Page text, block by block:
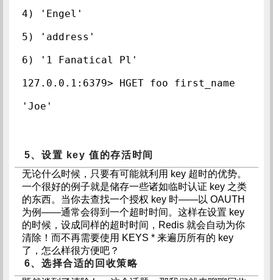
4) 'Engel'
5) 'address'
6) '1 Fanatical Pl'
127.0.0.1:6379> HGET foo first_name
'Joe'
5、设置 key 值的存活时间
无论什么时候，只要有可能就利用 key 超时的优势。
一个很好的例子就是储存一些诸如临时认证 key 之类
的东西。当你去查找一个授权 key 时——以 OAUTH
为例——通常会得到一个超时时间。这样在设置 key
的时候，设成同样的超时时间，Redis 就会自动为你
清除！而不再需要使用 KEYS * 来遍历所有的 key
了，怎么样很方便吧？
6、选择合适的回收策略